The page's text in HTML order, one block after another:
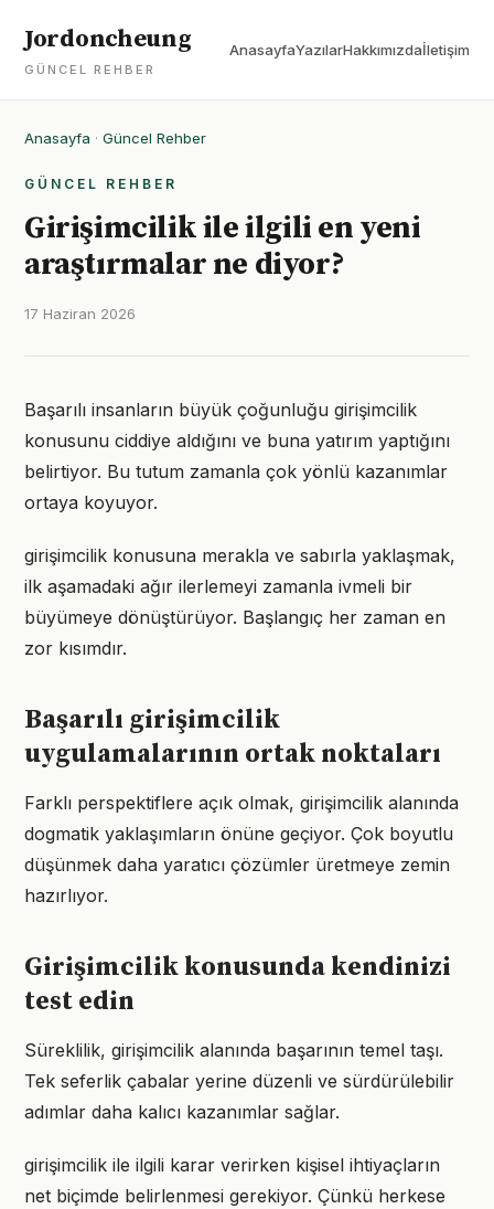
Jordoncheung
GÜNCEL REHBER
AnasayfaYazılarHakkımızdaİletişim
Anasayfa · Güncel Rehber
GÜNCEL REHBER
Girişimcilik ile ilgili en yeni
araştırmalar ne diyor?
17 Haziran 2026
Başarılı insanların büyük çoğunluğu girişimcilik
konusunu ciddiye aldığını ve buna yatırım yaptığını
belirtiyor. Bu tutum zamanla çok yönlü kazanımlar
ortaya koyuyor.
girişimcilik konusuna merakla ve sabırla yaklaşmak,
ilk aşamadaki ağır ilerlemeyi zamanla ivmeli bir
büyümeye dönüştürüyor. Başlangıç her zaman en
zor kısımdır.
Başarılı girişimcilik
uygulamalarının ortak noktaları
Farklı perspektiflere açık olmak, girişimcilik alanında
dogmatik yaklaşımların önüne geçiyor. Çok boyutlu
düşünmek daha yaratıcı çözümler üretmeye zemin
hazırlıyor.
Girişimcilik konusunda kendinizi
test edin
Süreklilik, girişimcilik alanında başarının temel taşı.
Tek seferlik çabalar yerine düzenli ve sürdürülebilir
adımlar daha kalıcı kazanımlar sağlar.
girişimcilik ile ilgili karar verirken kişisel ihtiyaçların
net biçimde belirlenmesi gerekiyor. Çünkü herkese